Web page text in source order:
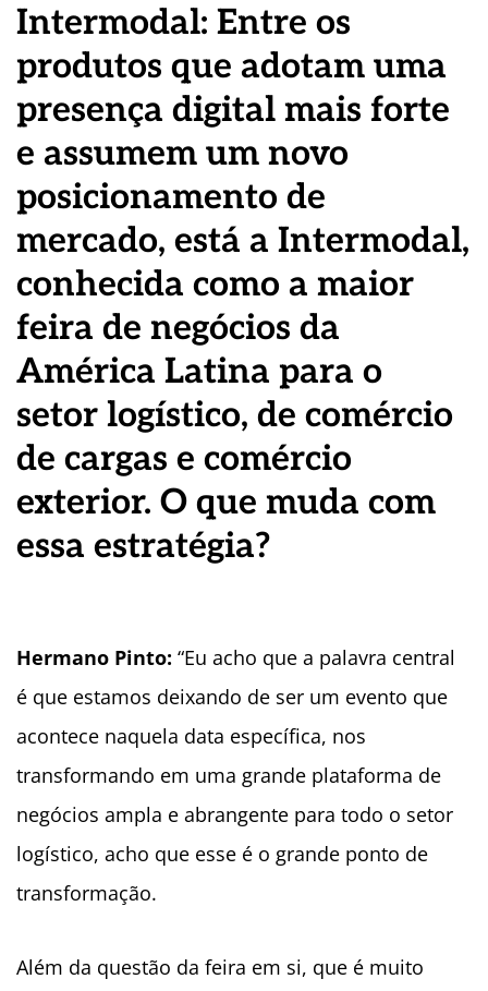
Intermodal: Entre os
produtos que adotam uma
presença digital mais forte
e assumem um novo
posicionamento de
mercado, está a Intermodal,
conhecida como a maior
feira de negócios da
América Latina para o
setor logístico, de comércio
de cargas e comércio
exterior. O que muda com
essa estratégia?
Hermano Pinto: “Eu acho que a palavra central
é que estamos deixando de ser um evento que
acontece naquela data específica, nos
transformando em uma grande plataforma de
negócios ampla e abrangente para todo o setor
logístico, acho que esse é o grande ponto de
transformação.
Além da questão da feira em si, que é muito